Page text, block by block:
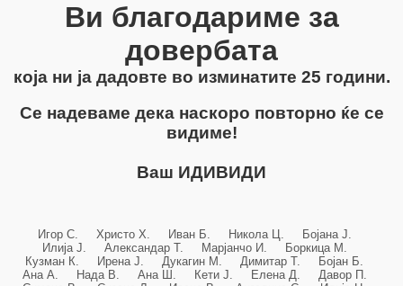
Ви благодариме за
довербата
која ни ја дадовте во изминатите 25 години.
Се надеваме дека наскоро повторно ќе се
видиме!
Ваш ИДИВИДИ
Игор С. Христо Х. Иван Б. Никола Ц. Бојана Ј.
Илија Ј. Александар Т. Марјанчо И. Боркица М.
Кузман К. Ирена Ј. Дукагин М. Димитар Т. Бојан Б.
Ана А. Нада В. Ана Ш. Кети Ј. Елена Д. Давор П.